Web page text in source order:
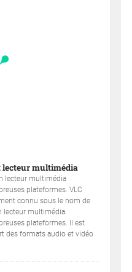
lecteur multimédia
lecteur multimédia
plateformes. VLC
connu sous le nom de
lecteur multimédia
plateformes. Il est
des formats audio et vidéo